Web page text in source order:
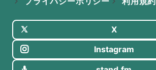
X
Instagram